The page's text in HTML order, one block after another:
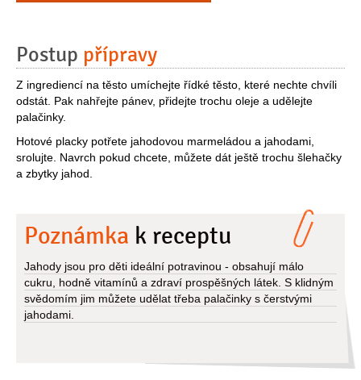
Postup přípravy
Z ingrediencí na těsto umíchejte řídké těsto, které nechte chvíli
odstát. Pak nahřejte pánev, přidejte trochu oleje a udělejte
palačinky.
Hotové placky potřete jahodovou marmeládou a jahodami,
srolujte. Navrch pokud chcete, můžete dát ještě trochu šlehačky
a zbytky jahod.
Poznámka k receptu
Jahody jsou pro děti ideální potravinou - obsahují málo
cukru, hodně vitamínů a zdraví prospěšných látek. S klidným
svědomím jim můžete udělat třeba palačinky s čerstvými
jahodami.